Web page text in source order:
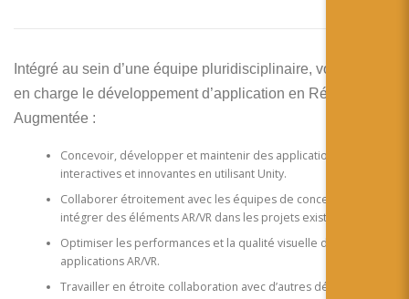
Deutsch
日本語
Español
Intégré au sein d’une équipe pluridisciplinaire, vous aurez
en charge le développement d’application en Réalité
Augmentée :
Concevoir, développer et maintenir des applications AR/VR
interactives et innovantes en utilisant Unity.
Collaborer étroitement avec les équipes de conception pour
intégrer des éléments AR/VR dans les projets existants.
Optimiser les performances et la qualité visuelle des
applications AR/VR.
Travailler en étroite collaboration avec d’autres développeurs,